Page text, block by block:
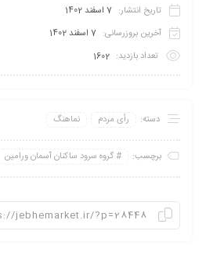
تاریخ انتشار: 7 اسفند 1402
آخرین بروزرسانی: 7 اسفند 1402
تعداد بازدید: 1602
دسته: رأی مردم نماهنگ
برچسب: گروه سرود ساکنان آسمان ورامین